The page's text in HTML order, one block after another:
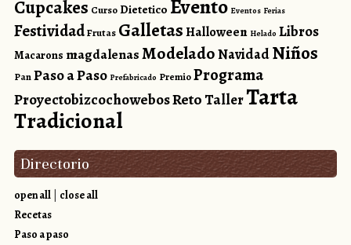
Cupcakes CursoDietetico Evento Eventos Ferias
FestividadFrutas GalletasHalloween Helado Libros
Macarons magdalenasModeladoNavidadNiños
PanPaso a Paso Prefabricado PremioPrograma
ProyectobizcochowebosReto TallerTarta
Tradicional
Directorio
open all| close all
Recetas
Paso a paso